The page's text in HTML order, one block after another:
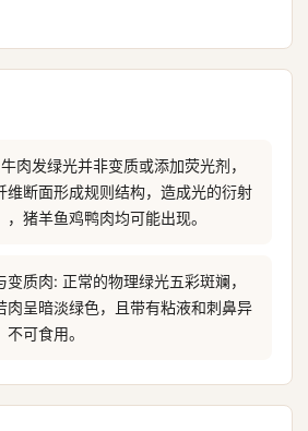
肉发绿光并非变质或添加荧光剂，
维断面形成规则结构，造成光的衍射
，猪羊鱼鸡鸭肉均可能出现。
质肉: 正常的物理绿光五彩斑斓，
肉呈暗淡绿色，且带有粘液和刺鼻异
可食用。